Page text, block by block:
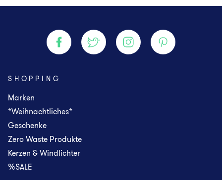
SHOPPING
Marken
*Weihnachtliches*
Geschenke
Zero Waste Produkte
Kerzen & Windlichter
%SALE